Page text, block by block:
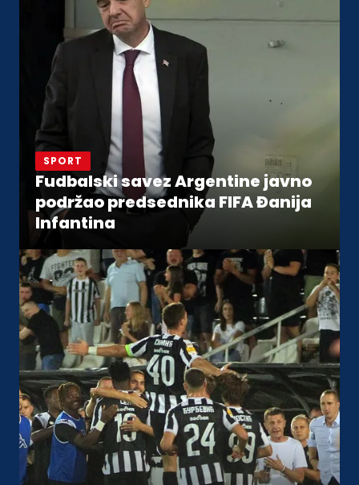
SPORT
Fudbalski savez Argentine javno
podržao predsednika FIFA Đanija
Infantina